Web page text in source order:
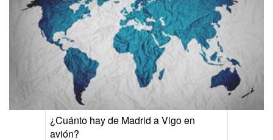
¿Cuánto hay de Madrid a Vigo en
avión?